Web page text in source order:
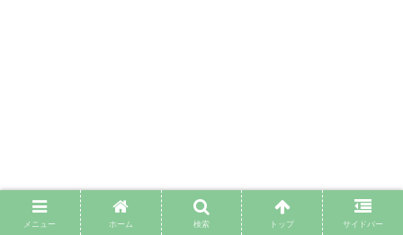
メニュー ホーム 検索 トップ サイドバー